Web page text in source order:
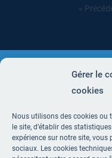
Gérer le
cookies
Nous utilisons des cookies
le site, d’établir des
expérience sur notre site, vous
sociaux. Les cookies
«
Le service HACCP Prix
alimentaires Grande